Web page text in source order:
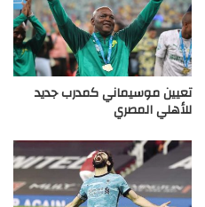
تعيين موسيماني كمدرب جديد
للأهلي المصري